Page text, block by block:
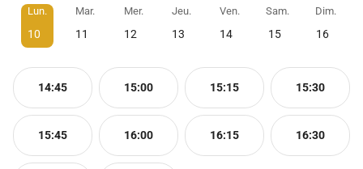
Lun.
10
Mar.
11
Mer.
12
Jeu.
13
Ven.
14
Sam.
15
Dim.
16
14:45 15:00 15:15 15:30
15:45 16:00 16:15 16:30